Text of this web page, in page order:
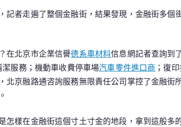
者走遍了整個金融街，結果發現，金融街多個
在北京市企業信譽德系車材料信息網記者查詢到
服務；機動車收費停車場汽車零件進口商 ；復
京融路通咨詢服務無限責任公司掌控了金融街
樣在金融街這個寸土寸金的地段，拿到這般多